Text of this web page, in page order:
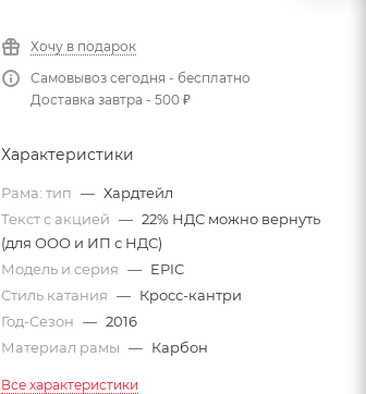
Хочу в подарок
Самовывоз сегодня - бесплатно
Доставка завтра - 500 ₽
Характеристики
Рама: тип — Хардтейл
Текст с акцией — 22% НДС можно вернуть
(для ООО и ИП с НДС)
Модель и серия — EPIC
Стиль катания — Кросс-кантри
Год-Сезон — 2016
Материал рамы — Карбон
Все характеристики